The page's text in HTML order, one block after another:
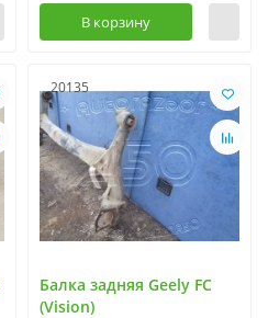
В корзину
20135
Балка задняя Geely FC
(Vision)